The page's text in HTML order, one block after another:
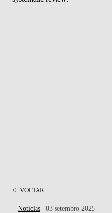
< VOLTAR
Notícias| 03 setembro 2025